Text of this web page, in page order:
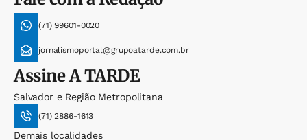
(71) 99601-0020
jornalismoportal@grupoatarde.com.br
AssineA TARDE
Salvador e Região Metropolitana
(71) 2886-1613
Demais localidades